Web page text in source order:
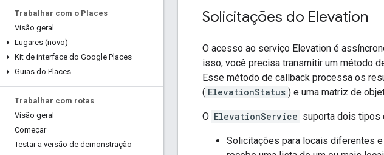
Trabalhar com o Places
Visão geral
Lugares (novo)
Kit de interface do Google Places
Guias do Places
Trabalhar com rotas
Visão geral
Começar
Testar a versão de demonstração
Solicitações do Elevation
O acesso ao serviço Elevation é
isso, você precisa transmitir um método
Esse método de callback processa os
( ElevationStatus ) e uma matriz de
O ElevationService suporta dois tipos
Solicitações para locais diferentes